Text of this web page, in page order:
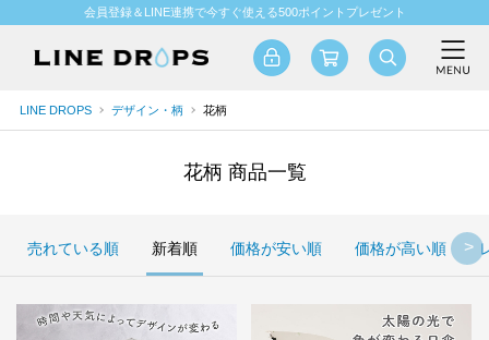
会員登録＆LINE連携で今すぐ使える500ポイントプレゼント
LINE DROPS デザイン・柄 花柄
花柄 商品一覧
売れている順 新着順 価格が安い順 価格が高い順